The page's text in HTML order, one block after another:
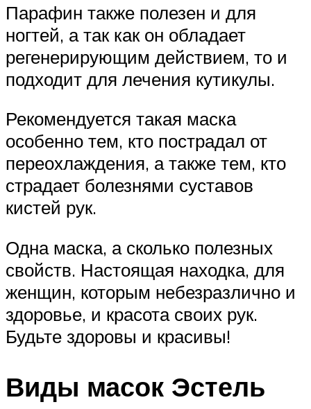
Парафин также полезен и для
ногтей, а так как он обладает
регенерирующим действием, то и
подходит для лечения кутикулы.
Рекомендуется такая маска
особенно тем, кто пострадал от
переохлаждения, а также тем, кто
страдает болезнями суставов
кистей рук.
Одна маска, а сколько полезных
свойств. Настоящая находка, для
женщин, которым небезразлично и
здоровье, и красота своих рук.
Будьте здоровы и красивы!
Виды масок Эстель